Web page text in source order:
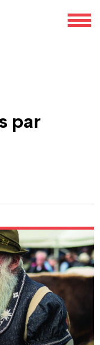
par